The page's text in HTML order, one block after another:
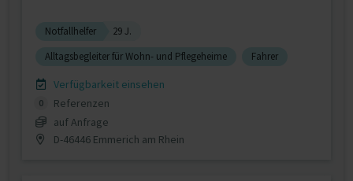
Notfallhelfer
29 J.
Alltagsbegleiter für Wohn- und Pflegeheime
Fahrer
Verfügbarkeit einsehen
0
Referenzen
auf Anfrage
D-46446 Emmerich am Rhein